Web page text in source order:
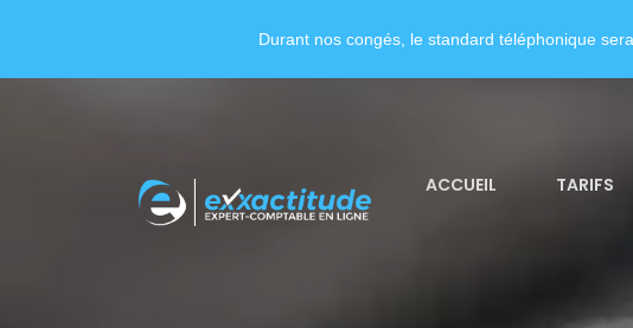
ACCUEIL TARIFS
Durant nos congés, le standard téléphonique